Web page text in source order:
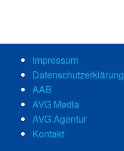
Impressum
Datenschutzerklärung
AAB
AVG Media
AVG Agentur
Kontakt